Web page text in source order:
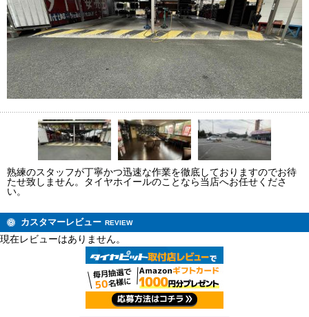
熟練のスタッフが丁寧かつ迅速な作業を徹底しておりますのでお待
たせ致しません。タイヤホイールのことなら当店へお任せくださ
い。
カスタマーレビュー REVIEW
現在レビューはありません。